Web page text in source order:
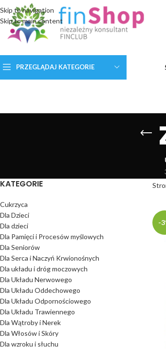
Skip to navigation
Skip to main content
PRZEGLĄDAJ KATEGORIE
KATEGORIE
Cukrzyca
Dla Dzieci
Dla dzieci
Dla Pamięci i Procesów myślowych
Dla Seniorów
Dla Serca i Naczyń Krwionośnych
Dla układu i dróg moczowych
Dla Układu Nerwowego
Dla Układu Oddechowego
Dla Układu Odpornościowego
Dla Układu Trawiennego
Dla Wątroby i Nerek
Dla Włosów i Skóry
Dla wzroku i słuchu
-